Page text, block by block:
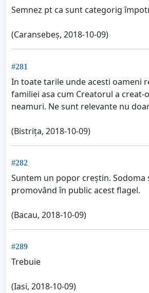
Semnez pt ca sunt categorig
(Caransebeș, 2018-10-09)
#281
In toate tarile unde acesti oameni
familiei asa cum Creatorul a
neamuri. Ne sunt relevante nu
(Bistrița, 2018-10-09)
#282
Suntem un popor creștin.
promovând în public acest flagel.
(Bacau, 2018-10-09)
#289
Trebuie
(Iasi, 2018-10-09)